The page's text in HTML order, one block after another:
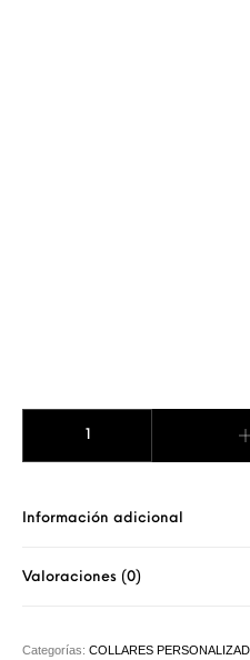
Información adicional
Valoraciones (0)
Categorías:COLLARES